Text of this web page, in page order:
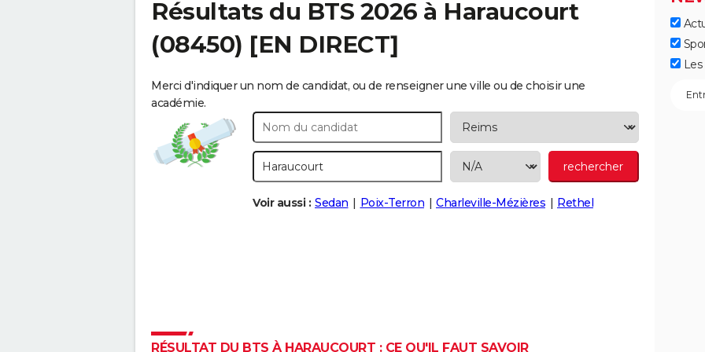
Résultats du BTS 2026 à Haraucourt
(08450) [EN DIRECT]
Merci d'indiquer un nom de candidat, ou de renseigner une ville ou de choisir une
académie.
Voir aussi : Sedan Poix-Terron Charleville-Mézières Rethel
RÉSULTAT DU BTS À HARAUCOURT : CE QU'IL FAUT SAVOIR